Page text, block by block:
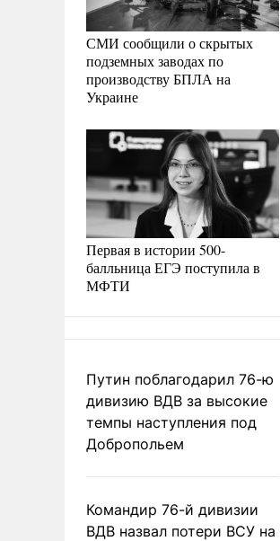
СМИ сообщили о скрытых
подземных заводах по
производству БПЛА на
Украине
Первая в истории 500-
балльница ЕГЭ поступила в
МФТИ
Путин поблагодарил 76-ю
дивизию ВДВ за высокие
темпы наступления под
Добропольем
Командир 76-й дивизии
ВДВ назвал потери ВСУ на